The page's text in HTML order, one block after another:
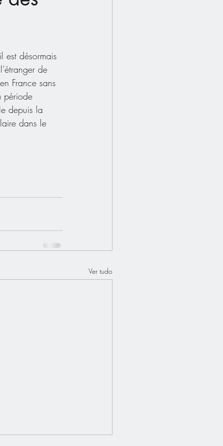
est désormais
de
France sans
période
depuis la
dans le
Ver tudo